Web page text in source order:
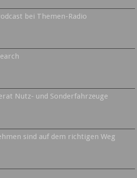
bei Themen-Radio
Nutz- und Sonderfahrzeuge
sind auf dem richtigen Weg